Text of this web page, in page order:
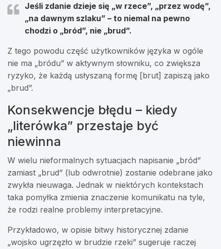
Jeśli zdanie dzieje się „w rzece”, „przez wodę”,
„na dawnym szlaku” – to niemal na pewno
chodzi o „bród”, nie „brud”.
Z tego powodu część użytkowników języka w ogóle
nie ma „bródu” w aktywnym słowniku, co zwiększa
ryzyko, że każdą usłyszaną formę [brut] zapiszą jako
„brud”.
Konsekwencje błędu – kiedy
„literówka” przestaje być
niewinna
W wielu nieformalnych sytuacjach napisanie „bród”
zamiast „brud” (lub odwrotnie) zostanie odebrane jako
zwykła nieuwaga. Jednak w niektórych kontekstach
taka pomyłka zmienia znaczenie komunikatu na tyle,
że rodzi realne problemy interpretacyjne.
Przykładowo, w opisie bitwy historycznej zdanie
„wojsko ugrzęzło w brudzie rzeki” sugeruje raczej